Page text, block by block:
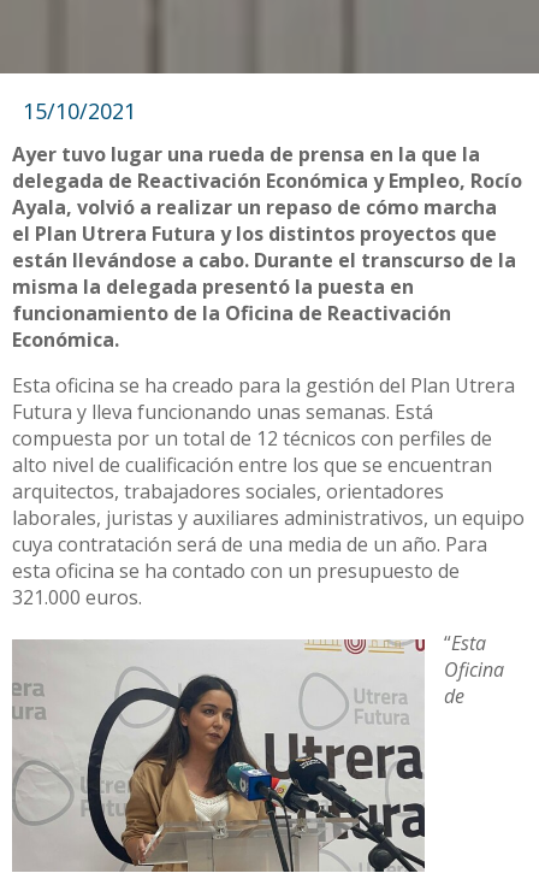
15/10/2021
Ayer tuvo lugar una rueda de prensa en la que la
delegada de Reactivación Económica y Empleo, Rocío
Ayala, volvió a realizar un repaso de cómo marcha
el Plan Utrera Futura y los distintos proyectos que
están llevándose a cabo. Durante el transcurso de la
misma la delegada presentó la puesta en
funcionamiento de la Oficina de Reactivación
Económica.
Esta oficina se ha creado para la gestión del Plan Utrera
Futura y lleva funcionando unas semanas. Está
compuesta por un total de 12 técnicos con perfiles de
alto nivel de cualificación entre los que se encuentran
arquitectos, trabajadores sociales, orientadores
laborales, juristas y auxiliares administrativos, un equipo
cuya contratación será de una media de un año. Para
esta oficina se ha contado con un presupuesto de
321.000 euros.
“Esta
Oficina
de